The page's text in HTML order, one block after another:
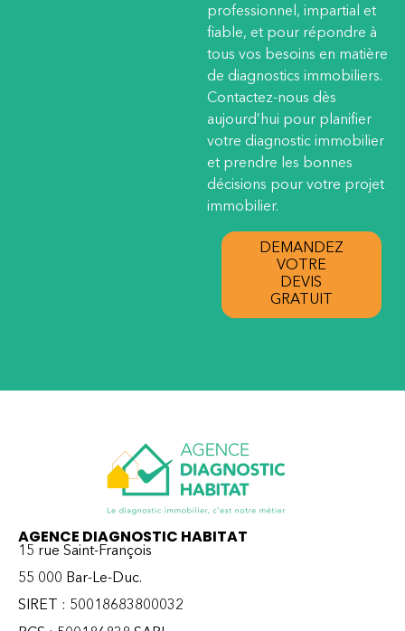
professionnel, impartial et
fiable, et pour répondre à
tous vos besoins en matière
de diagnostics immobiliers.
Contactez-nous dès
aujourd’hui pour planifier
votre diagnostic immobilier
et prendre les bonnes
décisions pour votre projet
immobilier.
DEMANDEZ
VOTRE
DEVIS
GRATUIT
AGENCE DIAGNOSTIC HABITAT
15 rue Saint-François
55 000 Bar-Le-Duc.
SIRET : 50018683800032